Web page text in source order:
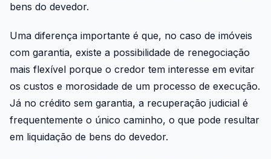
bens do devedor.
Uma diferença importante é que, no caso de imóveis
com garantia, existe a possibilidade de renegociação
mais flexível porque o credor tem interesse em evitar
os custos e morosidade de um processo de execução.
Já no crédito sem garantia, a recuperação judicial é
frequentemente o único caminho, o que pode resultar
em liquidação de bens do devedor.